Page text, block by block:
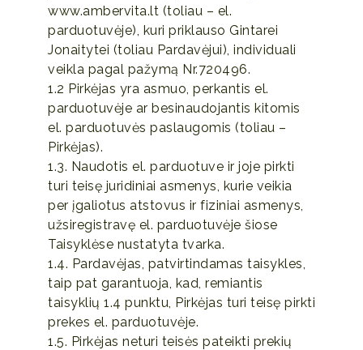
www.ambervita.lt (toliau – el.
parduotuvėje), kuri priklauso Gintarei
Jonaitytei (toliau Pardavėjui), individuali
veikla pagal pažymą Nr.720496.
1.2 Pirkėjas yra asmuo, perkantis el.
parduotuvėje ar besinaudojantis kitomis
el. parduotuvės paslaugomis (toliau –
Pirkėjas).
1.3. Naudotis el. parduotuve ir joje pirkti
turi teisę juridiniai asmenys, kurie veikia
per įgaliotus atstovus ir fiziniai asmenys,
užsiregistravę el. parduotuvėje šiose
Taisyklėse nustatyta tvarka.
1.4. Pardavėjas, patvirtindamas taisykles,
taip pat garantuoja, kad, remiantis
taisyklių 1.4 punktu, Pirkėjas turi teisę pirkti
prekes el. parduotuvėje.
1.5. Pirkėjas neturi teisės pateikti prekių